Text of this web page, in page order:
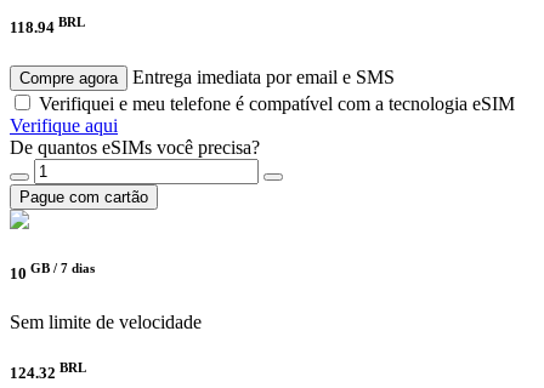
118.94 BRL
Compre agora
Entrega imediata por email e SMS
Verifiquei e meu telefone é compatível com a tecnologia eSIM
Verifique aqui
De quantos eSIMs você precisa?
Pague com cartão
10 GB / 7 dias
Sem limite de velocidade
124.32 BRL